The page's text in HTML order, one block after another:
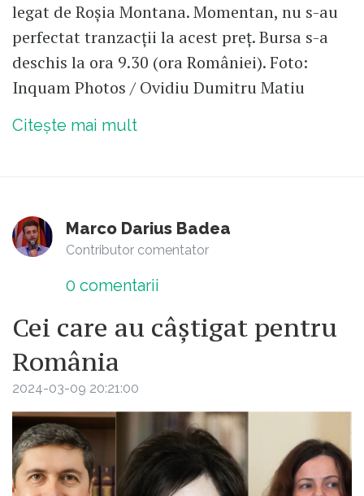
legat de Roșia Montana. Momentan, nu s-au
perfectat tranzacții la acest preț. Bursa s-a
deschis la ora 9.30 (ora României). Foto:
Inquam Photos / Ovidiu Dumitru Matiu
Citește mai mult
Marco Darius Badea
Contributor comentator
0 comentarii
Cei care au câștigat pentru
România
2024-03-09 20:21:00